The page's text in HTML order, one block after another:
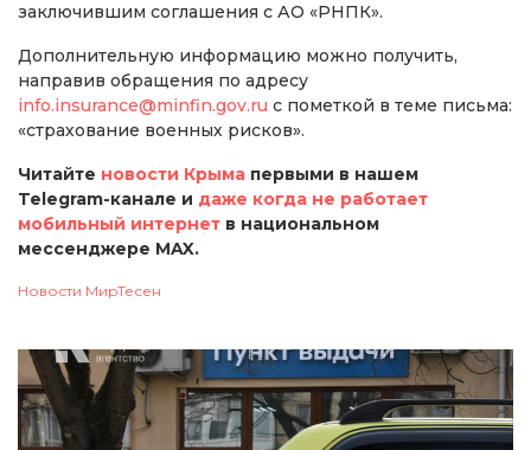
заключившим соглашения с АО «РНПК».
Дополнительную информацию можно получить,
направив обращения по адресу
info.insurance@minfin.gov.ru с пометкой в теме письма:
«страхование военных рисков».
Читайте новости Крыма первыми в нашем
Telegram-канале и даже когда не работает
мобильный интернет в национальном
мессенджере MAX.
Новости МирТесен